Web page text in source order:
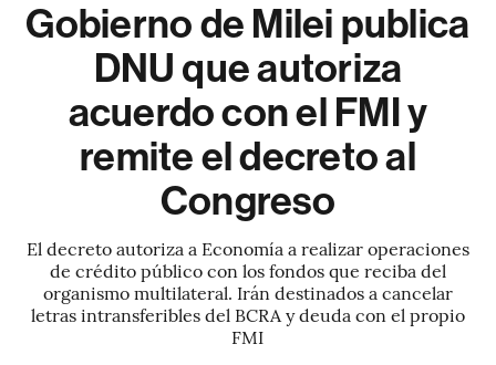
Gobierno de Milei publica
DNU que autoriza
acuerdo con el FMI y
remite el decreto al
Congreso
El decreto autoriza a Economía a realizar operaciones
de crédito público con los fondos que reciba del
organismo multilateral. Irán destinados a cancelar
letras intransferibles del BCRA y deuda con el propio
FMI